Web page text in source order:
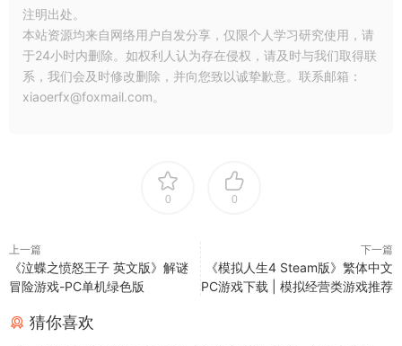
注明出处。
本站资源均来自网络用户自发分享，仅限个人学习研究使用，请
于24小时内删除。如权利人认为存在侵权，请及时与我们取得联
系，我们会及时修改删除，并向您致以诚挚歉意。联系邮箱：
xiaoerfx@foxmail.com。
0 0
上一篇
《泣蝶之愤怒王子 英文版》解谜
冒险游戏-PC单机绿色版
下一篇
《模拟人生4 Steam版》繁体中文
PC游戏下载 | 模拟经营类游戏推荐
猜你喜欢